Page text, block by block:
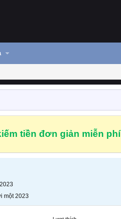
tiền đơn giản miễn phí
một 2023